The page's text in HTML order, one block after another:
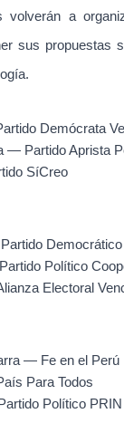
volverán a
sus propuestas
Demócrata
— Partido Aprista
SíCreo
Político
Electoral
— Fe en el Perú
Para Todos
Político PRIN